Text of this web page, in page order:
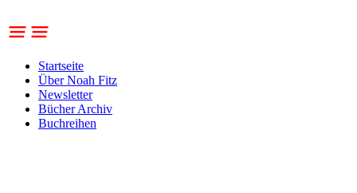
Inhalt
springen
Startseite
Über Noah Fitz
Newsletter
Bücher Archiv
Buchreihen